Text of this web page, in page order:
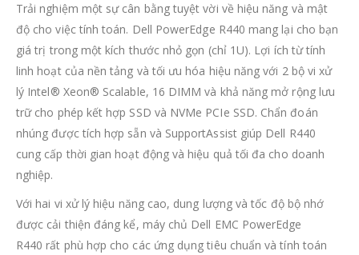
Trải nghiệm một sự cân bằng tuyệt vời về hiệu năng và mật
độ cho việc tính toán. Dell PowerEdge R440 mang lại cho bạn
giá trị trong một kích thước nhỏ gọn (chỉ 1U). Lợi ích từ tính
linh hoạt của nền tảng và tối ưu hóa hiệu năng với 2 bộ vi xử
lý Intel® Xeon® Scalable, 16 DIMM và khả năng mở rộng lưu
trữ cho phép kết hợp SSD và NVMe PCIe SSD. Chẩn đoán
nhúng được tích hợp sẵn và SupportAssist giúp Dell R440
cung cấp thời gian hoạt động và hiệu quả tối đa cho doanh
nghiệp.
Với hai vi xử lý hiệu năng cao, dung lượng và tốc độ bộ nhớ
được cải thiện đáng kể, máy chủ Dell EMC PowerEdge
R440 rất phù hợp cho các ứng dụng tiêu chuẩn và tính toán